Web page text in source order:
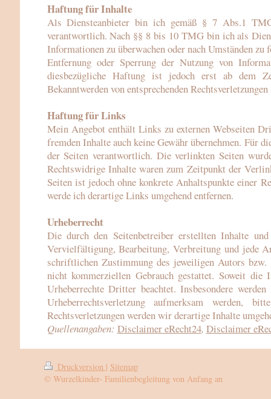
Haftung für Inhalte
Als Diensteanbieter bin ich gemäß § 7 Abs.1
verantwortlich. Nach §§ 8 bis 10 TMG bin ich als
Informationen zu überwachen oder nach Umständen
Entfernung oder Sperrung der Nutzung von
diesbezügliche Haftung ist jedoch erst ab dem
Bekanntwerden von entsprechenden
Haftung für Links
Mein Angebot enthält Links zu externen Webseiten
fremden Inhalte auch keine Gewähr übernehmen. Für
der Seiten verantwortlich. Die verlinkten Seiten
Rechtswidrige Inhalte waren zum Zeitpunkt der
Seiten ist jedoch ohne konkrete Anhaltspunkte einer
werde ich derartige Links umgehend entfernen.
Urheberrecht
Die durch den Seitenbetreiber erstellten Inhalte
Vervielfältigung, Bearbeitung, Verbreitung und jede
schriftlichen Zustimmung des jeweiligen Autors
nicht kommerziellen Gebrauch gestattet. Soweit
Urheberrechte Dritter beachtet. Insbesondere
Urheberrechtsverletzung aufmerksam werden,
Rechtsverletzungen werden wir derartige Inhalte
Quellenangaben: Disclaimer eRecht24, Disclaimer
Druckversion | Sitemap
© Wurzelkinder- Familienbegleitung von Anfang an